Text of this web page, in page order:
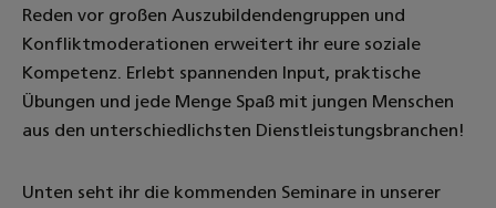
Reden vor großen Auszubildendengruppen und
Konfliktmoderationen erweitert ihr eure soziale
Kompetenz. Erlebt spannenden Input, praktische
Übungen und jede Menge Spaß mit jungen Menschen
aus den unterschiedlichsten Dienstleistungsbranchen!
Unten seht ihr die kommenden Seminare in unserer